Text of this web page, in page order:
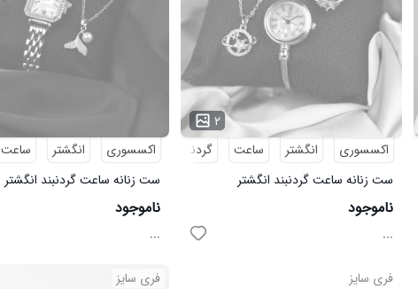
۲
اکسسوری
انگشتر ساعت
گردنبند
ست زنانه ساعت گردنبند انگشتر
Moon&Star مدل 3688
ناموجود
...
اکسسوری
انگشتر ساعت
ست زنانه ساعت گردنبند انگشتر
Pearl_Silver مدل 3687
ناموجود
...
فری سایز فری سایز